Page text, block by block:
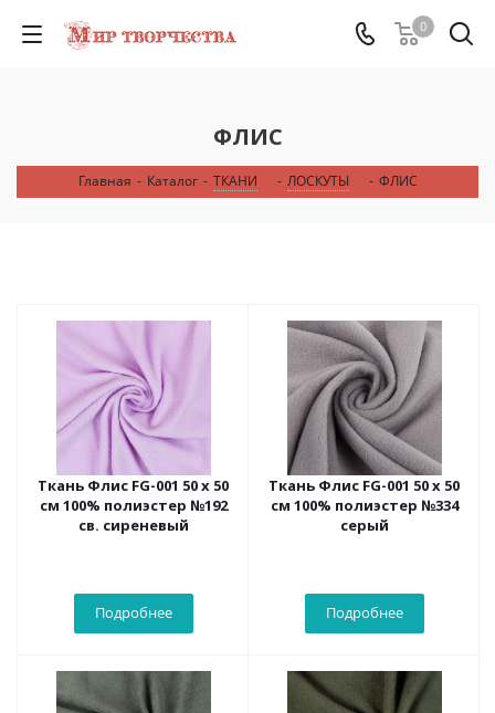
0
ФЛИС
Главная - Каталог - ТКАНИ - ЛОСКУТЫ - ФЛИС
Ткань Флис FG-001 50 х 50
см 100% полиэстер №192
св. сиреневый
Подробнее
Ткань Флис FG-001 50 х 50
см 100% полиэстер №334
серый
Подробнее